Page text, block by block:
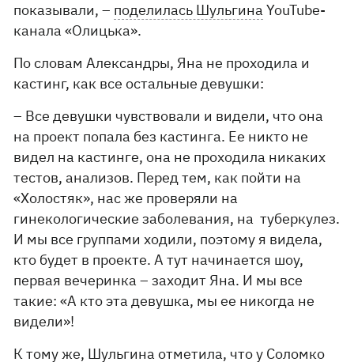
показывали, – поделилась Шульгина YouTube-
канала «Олицька».
По словам Александры, Яна не проходила и
кастинг, как все остальные девушки:
– Все девушки чувствовали и видели, что она
на проект попала без кастинга. Ее никто не
видел на кастинге, она не проходила никаких
тестов, анализов. Перед тем, как пойти на
«Холостяк», нас же проверяли на
гинекологические заболевания, на туберкулез.
И мы все группами ходили, поэтому я видела,
кто будет в проекте. А тут начинается шоу,
первая вечеринка – заходит Яна. И мы все
такие: «А кто эта девушка, мы ее никогда не
видели»!
К тому же, Шульгина отметила, что у Соломко